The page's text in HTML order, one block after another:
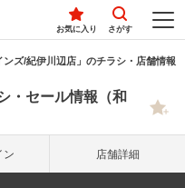
お気に入り さがす
ンズ/紀伊川辺店」のチラシ・店舗情報
・セール情報（和
ン 店舗詳細